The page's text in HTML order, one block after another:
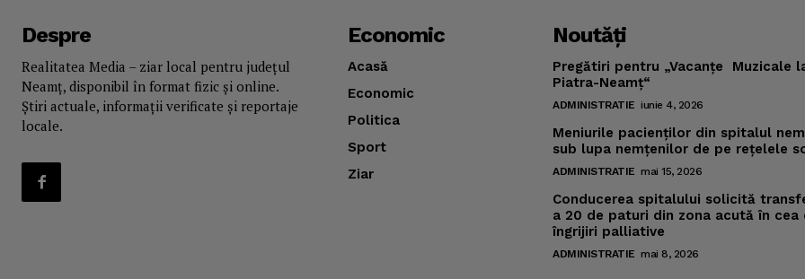
Despre
Realitatea Media – ziar local pentru județul
Neamț, disponibil în format fizic și online.
Știri actuale, informații verificate și reportaje
locale.
Economic
Acasă
Economic
Politica
Sport
Ziar
Noutăţi
Pregătiri pentru „Vacanţe Muzicale
Piatra-Neamţ“
ADMINISTRATIE iunie 4, 2026
Meniurile pacienţilor din spitalul
sub lupa nemţenilor de pe reţelele
ADMINISTRATIE mai 15, 2026
Conducerea spitalului solicită
a 20 de paturi din zona acută în cea
îngrijiri palliative
ADMINISTRATIE mai 8, 2026